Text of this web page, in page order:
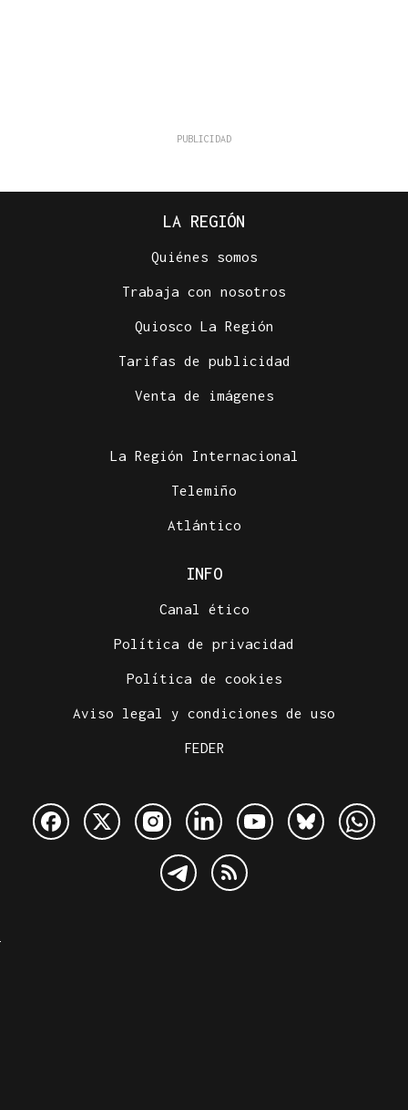
LA REGIÓN
Quiénes somos
Trabaja con nosotros
Quiosco La Región
Tarifas de publicidad
Venta de imágenes
La Región Internacional
Telemiño
Atlántico
INFO
Canal ético
Política de privacidad
Política de cookies
Aviso legal y condiciones de uso
FEDER